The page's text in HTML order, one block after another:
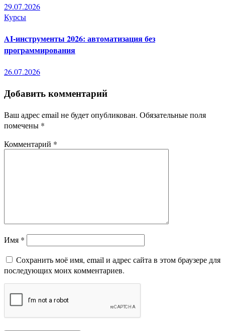
29.07.2026
Курсы
AI-инструменты 2026: автоматизация без
программирования
26.07.2026
Добавить комментарий
Ваш адрес email не будет опубликован. Обязательные поля
помечены *
Комментарий *
Имя *
Сохранить моё имя, email и адрес сайта в этом браузере для
последующих моих комментариев.